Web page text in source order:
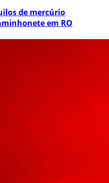
de mercúrio
em RO